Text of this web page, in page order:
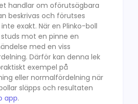
handlar om oförutsägbara
beskrivas och förutses
exakt. När en Plinko-boll
mot en pinne en
med en viss
Därför kan denna lek
exempel på
eller normalfördelning när
släpps och resultaten
app.